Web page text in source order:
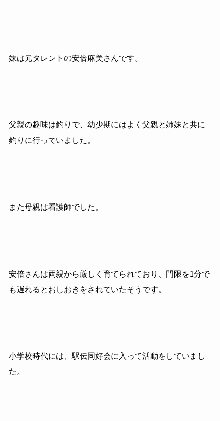
妹は元タレントの安倍麻美さんです。
父親の趣味は釣りで、幼少期にはよく父親と姉妹と共に
釣りに行っていました。
また母親は看護師でした。
安倍さんは両親から厳しく育てられており、門限を1分で
も遅れるとおしおきをされていたそうです。
小学校時代には、駅伝同好会に入って活動をしていまし
た。